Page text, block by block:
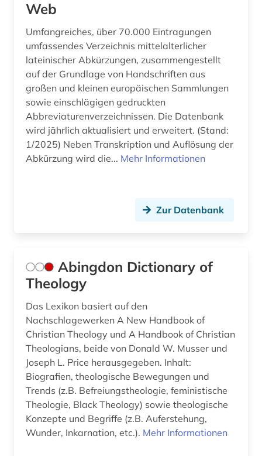
biblische motive (1)
biblische person (3)
biblische stoffe (1)
biblische studien (1)
bildarchiv (3)
bilddatenbank (2)
lyriker; widerstandskämpfer (1)
book e (1)
bosnien-herzegowina (2)
botanik (1)
brauchtum (1)
bremische evangelische kirche (1)
brief (4)
Web
Umfangreiches, über 70.000 Eintragungen
umfassendes Verzeichnis mittelalterlicher
lateinischer Abkürzungen, zusammengestellt
auf der Grundlage von Handschriften aus
großen und kleinen europäischen Sammlungen
sowie einschlägigen gedruckten
Abbreviaturenverzeichnissen. Die Datenbank
wird jährlich aktualisiert und erweitert. (Stand:
1/2025) Neben Transkription und Auflösung der
Abkürzung wird die... Mehr Informationen
Zur Datenbank
Abingdon Dictionary of
Theology
Das Lexikon basiert auf den
Nachschlagewerken A New Handbook of
Christian Theology und A Handbook of Christian
Theologians, beide von Donald W. Musser und
Joseph L. Price herausgegeben. Inhalt:
Biografien, theologische Bewegungen und
Trends (z.B. Befreiungstheologie, feministische
Theologie, Black Theology) sowie theologische
Konzepte und Begriffe (z.B. Auferstehung,
Wunder, Inkarnation, etc.). Mehr Informationen